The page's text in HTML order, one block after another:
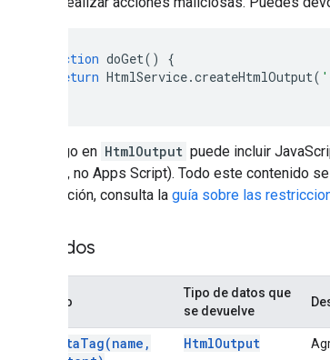
function doGet()
{
return HtmlService.createHtmlOutput(
El código en HtmlOutput puede incluir
el DOM, no Apps Script). Todo este contenido
información, consulta la guía sobre las
Métodos
Método
Tipo de datos que
se devuelve
MetaTag(name ,
HtmlOutput